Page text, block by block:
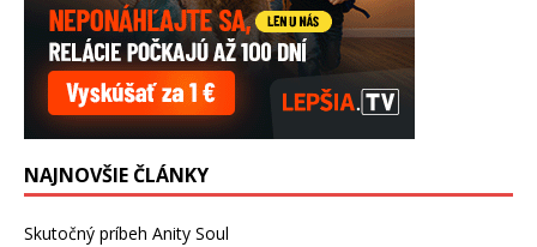
NAJNOVŠIE ČLÁNKY
Skutočný príbeh Anity Soul